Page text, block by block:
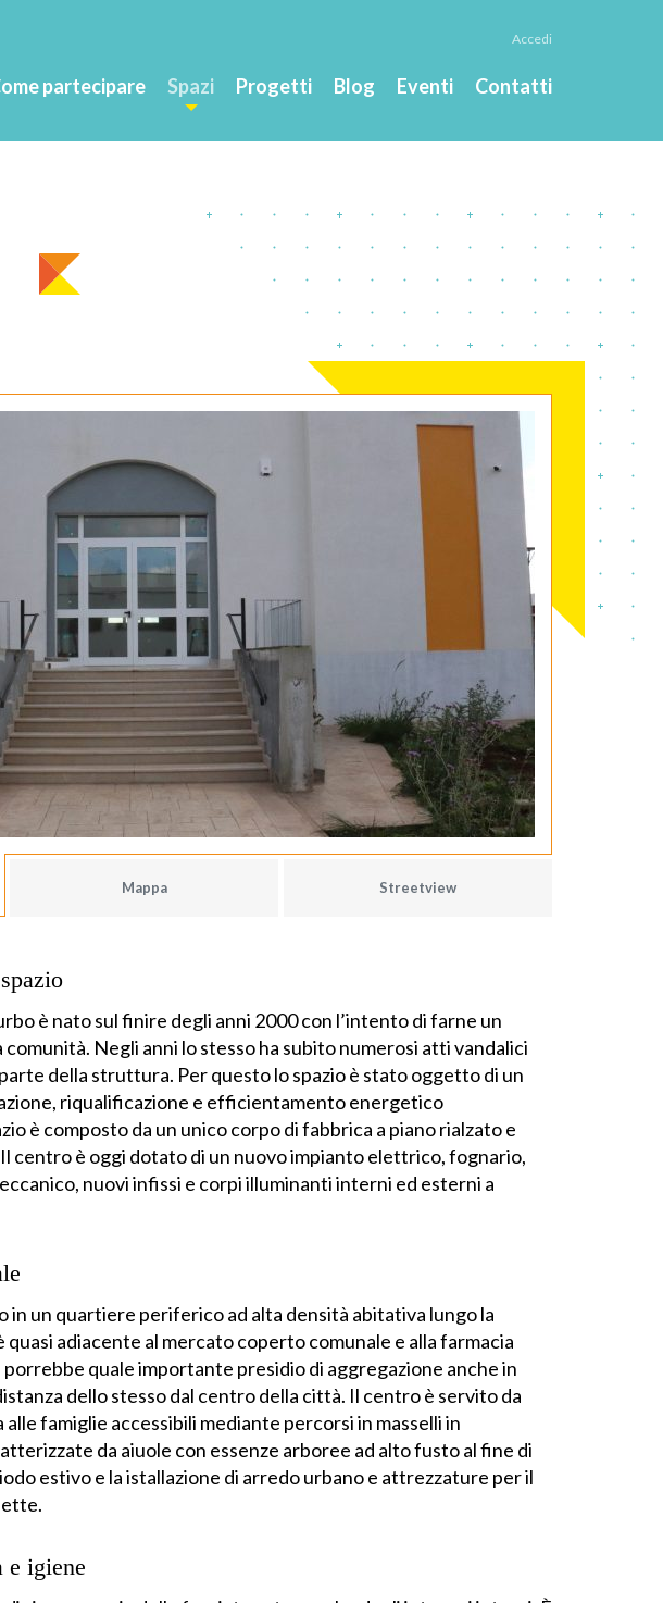
Accedi
partecipare Spazi Progetti Blog Eventi Contatti
Mappa Streetview
è nato sul finire degli anni 2000 con l’intento di farne un
Negli anni lo stesso ha subito numerosi atti vandalici
della struttura. Per questo lo spazio è stato oggetto di un
riqualificazione e efficientamento energetico
è composto da un unico corpo di fabbrica a piano rialzato e
centro è oggi dotato di un nuovo impianto elettrico, fognario,
nuovi infissi e corpi illuminanti interni ed esterni a
in un quartiere periferico ad alta densità abitativa lungo la
adiacente al mercato coperto comunale e alla farmacia
quale importante presidio di aggregazione anche in
dello stesso dal centro della città. Il centro è servito da
famiglie accessibili mediante percorsi in masselli in
da aiuole con essenze arboree ad alto fusto al fine di
estivo e la istallazione di arredo urbano e attrezzature per il
e igiene